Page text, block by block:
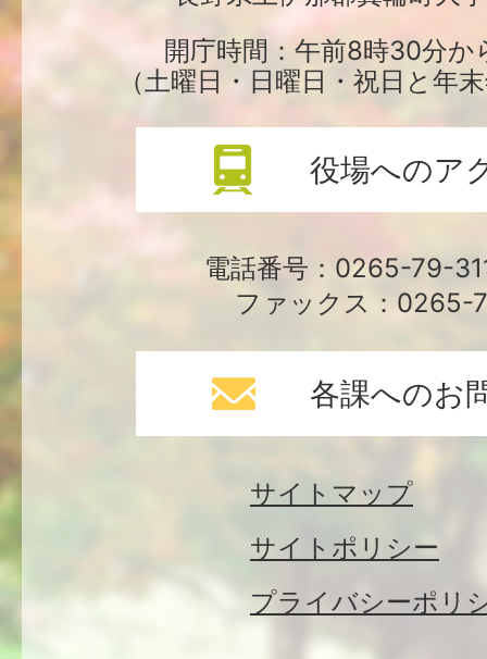
場
開庁時間：午前8時30分か
（土曜日・日曜日・祝日と年
役場へのア
電話番号：0265-79-
ファックス：0265-
各課へのお
サイトマップ
サイトポリシー
プライバシーポリ